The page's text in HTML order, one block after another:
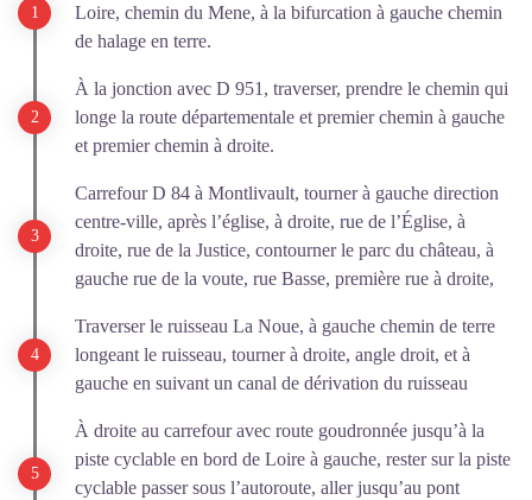
Loire, chemin du Mene, à la bifurcation à gauche chemin
de halage en terre.
À la jonction avec D 951, traverser, prendre le chemin qui
longe la route départementale et premier chemin à gauche
et premier chemin à droite.
Carrefour D 84 à Montlivault, tourner à gauche direction
centre-ville, après l’église, à droite, rue de l’Église, à
droite, rue de la Justice, contourner le parc du château, à
gauche rue de la voute, rue Basse, première rue à droite,
Traverser le ruisseau La Noue, à gauche chemin de terre
longeant le ruisseau, tourner à droite, angle droit, et à
gauche en suivant un canal de dérivation du ruisseau
À droite au carrefour avec route goudronnée jusqu’à la
piste cyclable en bord de Loire à gauche, rester sur la piste
cyclable passer sous l’autoroute, aller jusqu’au pont